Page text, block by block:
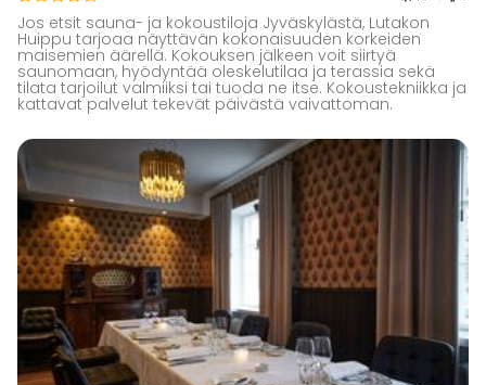
Jos etsit sauna- ja kokoustiloja Jyväskylästä, Lutakon
Huippu tarjoaa näyttävän kokonaisuuden korkeiden
maisemien äärellä. Kokouksen jälkeen voit siirtyä
saunomaan, hyödyntää oleskelutilaa ja terassia sekä
tilata tarjoilut valmiiksi tai tuoda ne itse. Kokoustekniikka ja
kattavat palvelut tekevät päivästä vaivattoman.